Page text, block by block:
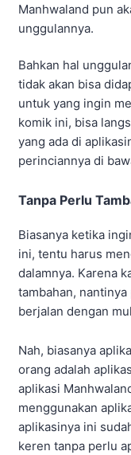
Manhwaland pun
unggulannya.
Bahkan hal
tidak akan bisa
untuk yang ingin
komik ini, bisa
yang ada di
perinciannya di
Tanpa Perlu
Biasanya ketika
ini, tentu harus
dalamnya. Karena
tambahan,
berjalan dengan
Nah, biasanya
orang adalah
aplikasi
menggunakan
aplikasinya ini
keren tanpa perlu